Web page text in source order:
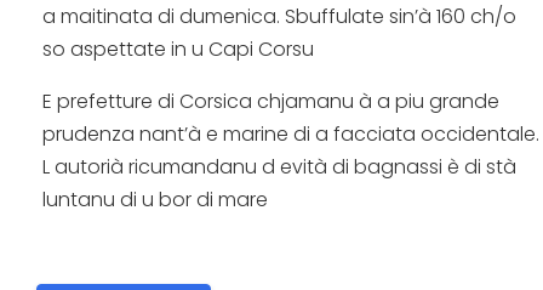
a maitinata di dumenica. Sbuffulate sin’à 160 ch/o
so aspettate in u Capi Corsu
E prefetture di Corsica chjamanu à a piu grande
prudenza nant’à e marine di a facciata occidentale.
L autorià ricumandanu d evità di bagnassi è di stà
luntanu di u bor di mare